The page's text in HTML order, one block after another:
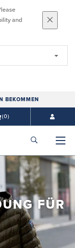
and
BEKOMMEN
(0)
FÜR